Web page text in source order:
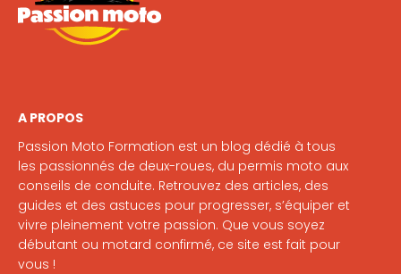
A PROPOS
Passion Moto Formation est un blog dédié à tous
les passionnés de deux-roues, du permis moto aux
conseils de conduite. Retrouvez des articles, des
guides et des astuces pour progresser, s’équiper et
vivre pleinement votre passion. Que vous soyez
débutant ou motard confirmé, ce site est fait pour
vous !